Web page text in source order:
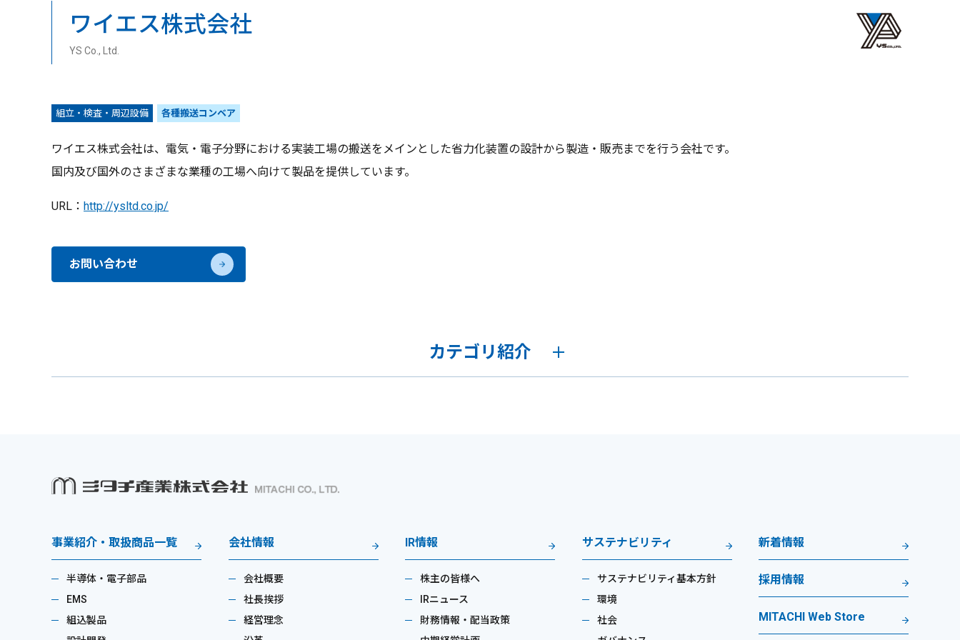
ワイエス株式会社
YS Co., Ltd.
組立・検査・周辺設備 各種搬送コンベア
ワイエス株式会社は、電気・電子分野における実装工場の搬送をメインとした省力化装置の設計から製造・販売までを行う会社です。
国内及び国外のさまざまな業種の工場へ向けて製品を提供しています。
URL： http://ysltd.co.jp/
お問い合わせ
カテゴリ紹介
事業紹介・取扱商品一覧
半導体・電子部品
EMS
組込製品
会社情報
会社概要
社長挨拶
経営理念
IR情報
株主の皆様へ
IRニュース
財務情報・配当政策
サステナビリティ
サステナビリティ基本方針
環境
社会
新着情報
採用情報
MITACHI Web Store